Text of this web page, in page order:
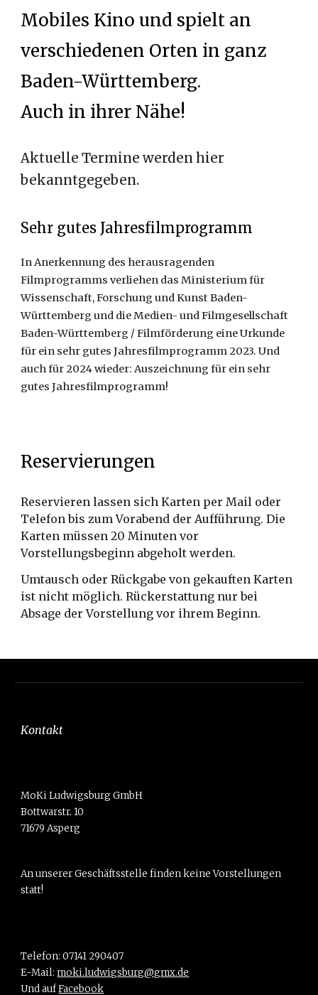
Mobiles Kino und spielt an
verschiedenen Orten in ganz
Baden-Württemberg.
Auch in ihrer Nähe!
Aktuelle Termine werden hier
bekanntgegeben.
Sehr gutes Jahresfilmprogramm
In Anerkennung des herausragenden
Filmprogramms verliehen das Ministerium für
Wissenschaft, Forschung und Kunst Baden-
Württemberg und die Medien- und Filmgesellschaft
Baden-Württemberg / Filmförderung eine Urkunde
für ein sehr gutes Jahresfilmprogramm 2023. Und
auch für 2024 wieder: Auszeichnung für ein sehr
gutes Jahresfilmprogramm!
Reservierungen
Reservieren lassen sich Karten per Mail oder
Telefonbis zum Vorabend der Aufführung. Die
Karten müssen 20 Minuten vor
Vorstellungsbeginn abgeholt werden.
Umtausch oder Rückgabe von gekauften Karten
ist nicht möglich. Rückerstattung nur bei
Absage der Vorstellung vor ihrem Beginn.
Kontakt
MoKi Ludwigsburg GmbH
Bottwarstr. 10
71679 Asperg
An unserer Geschäftsstelle finden keine Vorstellungen
statt!
Telefon: 07141 290407
E-Mail:moki.ludwigsburg@gmx.de
Und aufFacebook